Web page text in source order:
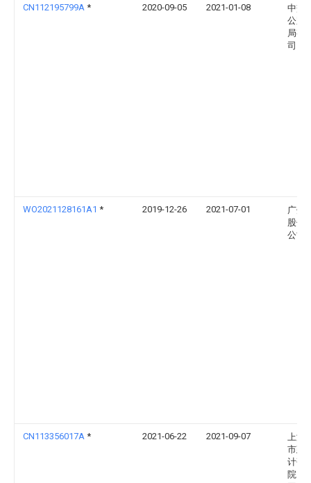
CN112195799A * 2020-09-05 2021-01-08
中交
公路
局有
司
WO2021128161A1 * 2019-12-26 2021-07-01
广州
股份
公司
CN113356017A * 2021-06-22 2021-09-07
上海
市建
计研
院（